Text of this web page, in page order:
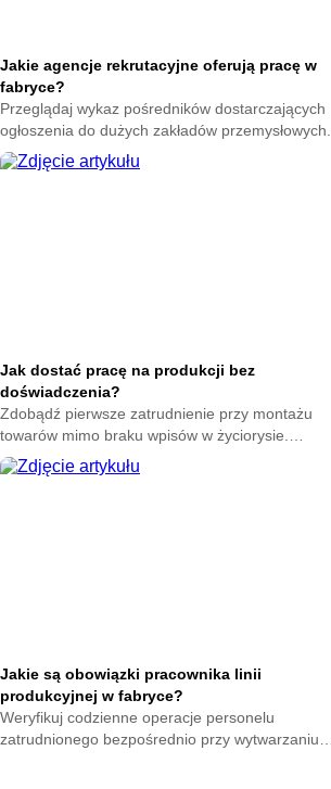
Jakie agencje rekrutacyjne oferują pracę w
fabryce?
Przeglądaj wykaz pośredników dostarczających
ogłoszenia do dużych zakładów przemysłowych.
Wyselekcjonuj biura ułatwiające zdobycie etatu u
producentów.
Jak dostać pracę na produkcji bez
doświadczenia?
Zdobądź pierwsze zatrudnienie przy montażu
towarów mimo braku wpisów w życiorysie.
Wykorzystaj proste sposoby na skuteczne
przekonanie do siebie szefa.
Jakie są obowiązki pracownika linii
produkcyjnej w fabryce?
Weryfikuj codzienne operacje personelu
zatrudnionego bezpośrednio przy wytwarzaniu